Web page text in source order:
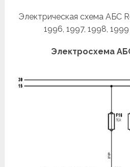
Электрическая схема АБС
1996, 1997, 1998,
Электросхема